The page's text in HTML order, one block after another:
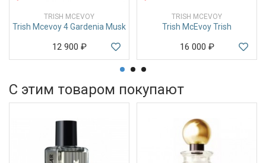
TRISH MCEVOY
Trish Mcevoy 4 Gardenia Musk
12 900 ₽
TRISH MCEVOY
Trish McEvoy Trish
16 000 ₽
С этим товаром покупают